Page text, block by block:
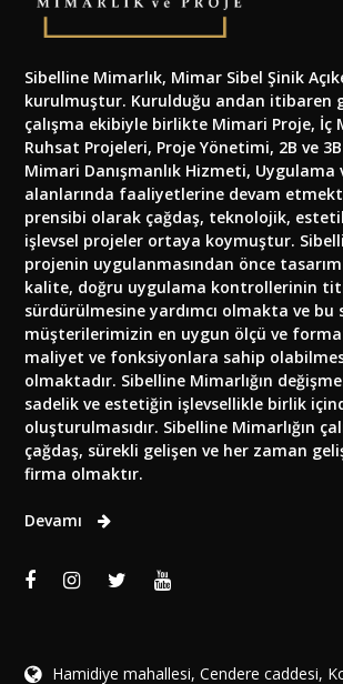
Sibelline Mimarlık, Mimar Sibel Şinik
kurulmuştur. Kurulduğu andan itibaren
çalışma ekibiyle birlikte Mimari Proje, İç
Ruhsat Projeleri, Proje Yönetimi, 2B ve
Mimari Danışmanlık Hizmeti, Uygulama
alanlarında faaliyetlerine devam
prensibi olarak çağdaş, teknolojik,
işlevsel projeler ortaya koymuştur.
projenin uygulanmasından önce
kalite, doğru uygulama kontrollerinin
sürdürülmesine yardımcı olmakta ve bu
müşterilerimizin en uygun ölçü ve
maliyet ve fonksiyonlara sahip
olmaktadır. Sibelline Mimarlığın
sadelik ve estetiğin işlevsellikle birlik
oluşturulmasıdır. Sibelline Mimarlığın
çağdaş, sürekli gelişen ve her zaman
firma olmaktır.
Devamı
Hamidiye mahallesi, Cendere caddesi,